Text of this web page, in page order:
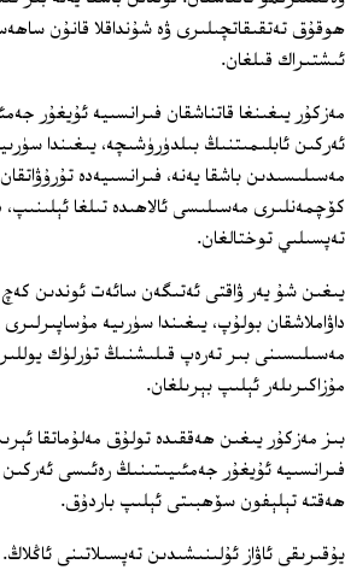
ھوقۇق تەتقىقاتچىلىرى ۋە شۇنداقلا قانۇن
ئىشتىراك قىلغان.
مەزكۇر يىغىنغا قاتناشقان فىرانسىيە ئۇيغۇر
ئەركىن ئابلىمىتنىڭ بىلدۈرۈشىچە، يىغىندا
مەسىلىسىدىن باشقا يەنە، فىرانسىيەدە
كۆچمەنلىرى مەسىلىسى ئالاھىدە تىلغا ئېلىنىپ،
تەپسىلىي توختالغان.
يىغىن شۇ يەر ۋاقتى ئەتىگەن سائەت ئوندىن
داۋاملاشقان بولۇپ، يىغىندا سۈرىيە
مەسىلىسىنى بىر تەرەپ قىلىشنىڭ تۈرلۈك
مۇزاكىرىلەر ئېلىپ بېرىلغان.
بىز مەزكۇر يىغىن ھەققىدە تولۇق مەلۇماتقا
فىرانسىيە ئۇيغۇر جەمئىيىتىنىڭ رەئىسى
ھەقتە تېلېفون سۆھبىتى ئېلىپ باردۇق.
يۇقىرىقى ئاۋاز ئۇلىنىشىدىن تەپسىلاتىنى ئاڭلاڭ.